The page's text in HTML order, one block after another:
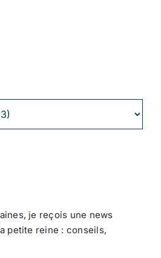
je reçois une news
petite reine : conseils,